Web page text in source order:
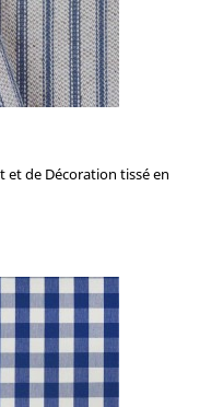
et de Décoration tissé en